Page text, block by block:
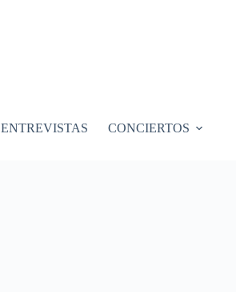
ENTREVISTAS CONCIERTOS